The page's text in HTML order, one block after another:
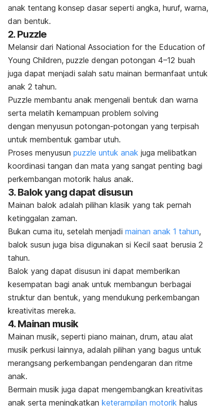
anak tentang konsep dasar seperti angka, huruf, warna,
dan bentuk.
2. Puzzle
Melansir dari National Association for the Education of
Young Children, puzzle dengan potongan 4–12 buah
juga dapat menjadi salah satu mainan bermanfaat untuk
anak 2 tahun.
Puzzle membantu anak mengenali bentuk dan warna
serta melatih kemampuan problem solving
dengan menyusun potongan-potongan yang terpisah
untuk membentuk gambar utuh.
Proses menyusun puzzle untuk anak juga melibatkan
koordinasi tangan dan mata yang sangat penting bagi
perkembangan motorik halus anak.
3. Balok yang dapat disusun
Mainan balok adalah pilihan klasik yang tak pernah
ketinggalan zaman.
Bukan cuma itu, setelah menjadi mainan anak 1 tahun,
balok susun juga bisa digunakan si Kecil saat berusia 2
tahun.
Balok yang dapat disusun ini dapat memberikan
kesempatan bagi anak untuk membangun berbagai
struktur dan bentuk, yang mendukung perkembangan
kreativitas mereka.
4. Mainan musik
Mainan musik, seperti piano mainan, drum, atau alat
musik perkusi lainnya, adalah pilihan yang bagus untuk
merangsang perkembangan pendengaran dan ritme
anak.
Bermain musik juga dapat mengembangkan kreativitas
anak serta meningkatkan keterampilan motorik halus